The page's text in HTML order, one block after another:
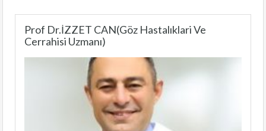
Prof Dr.İZZET CAN(Göz Hastalıklari Ve
Cerrahisi Uzmanı)